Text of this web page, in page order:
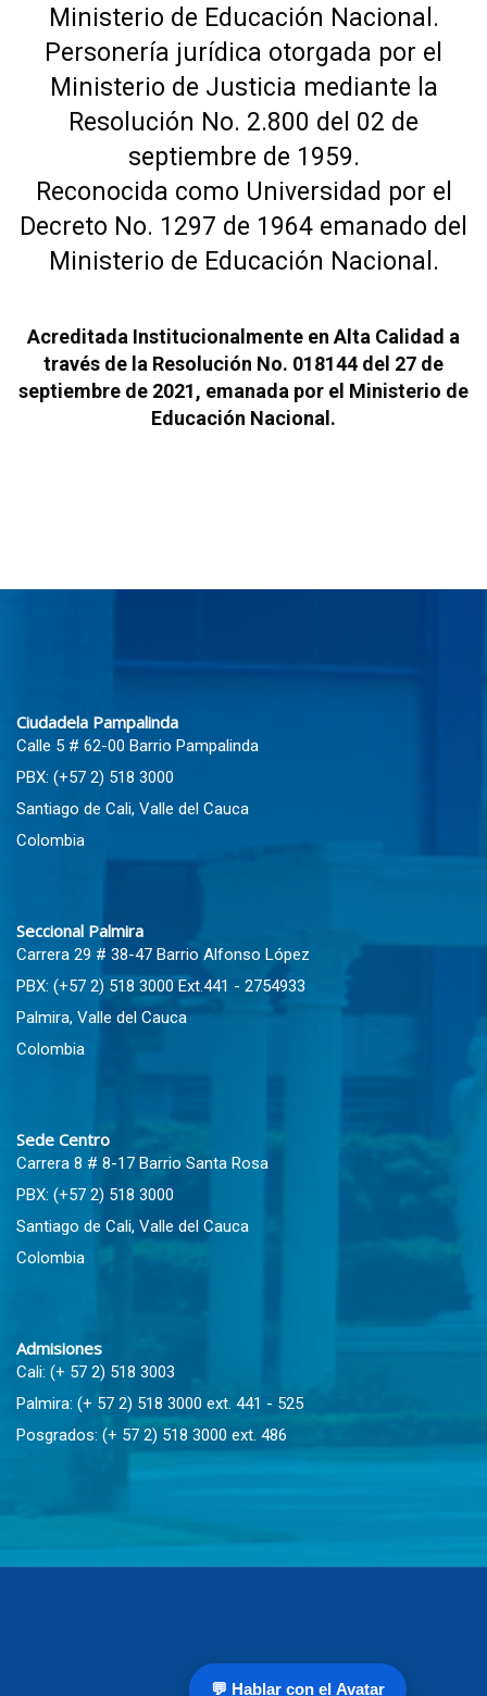
💬 Hablar con el Avatar
Ministerio de Educación Nacional.
Personería jurídica otorgada por el
Ministerio de Justicia mediante la
Resolución No. 2.800 del 02 de
septiembre de 1959.
Reconocida como Universidad por el
Decreto No. 1297 de 1964 emanado del
Ministerio de Educación Nacional.
Acreditada Institucionalmente en Alta Calidad a
través de la Resolución No. 018144 del 27 de
septiembre de 2021, emanada por el Ministerio de
Educación Nacional.
Ciudadela Pampalinda
Calle 5 # 62-00 Barrio Pampalinda
PBX: (+57 2) 518 3000
Santiago de Cali, Valle del Cauca
Colombia
Seccional Palmira
Carrera 29 # 38-47 Barrio Alfonso López
PBX: (+57 2) 518 3000 Ext.441 - 2754933
Palmira, Valle del Cauca
Colombia
Sede Centro
Carrera 8 # 8-17 Barrio Santa Rosa
PBX: (+57 2) 518 3000
Santiago de Cali, Valle del Cauca
Colombia
Admisiones
Cali: (+ 57 2) 518 3003
Palmira: (+ 57 2) 518 3000 ext. 441 - 525
Posgrados: (+ 57 2) 518 3000 ext. 486